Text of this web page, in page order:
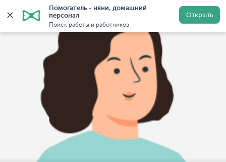
Помогатель - няни, домашний
персонал
Поиск работы и работников
Открыть
Главная Домработницы Домработницы в Москве